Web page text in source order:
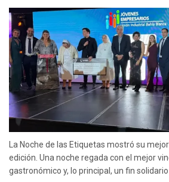
La Noche de las Etiquetas mostró su
edición. Una noche regada con el mejor
gastronómico y, lo principal, un fin solidario